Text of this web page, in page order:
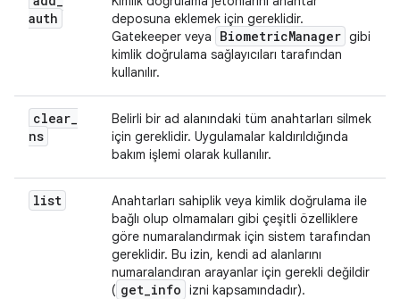
auth
deposuna eklemek için gereklidir.
Gatekeeper veya
BiometricManager gibi
kimlik doğrulama sağlayıcıları tarafından
kullanılır.
clear_
ns
Belirli bir ad alanındaki tüm anahtarları silmek
için gereklidir. Uygulamalar kaldırıldığında
bakım işlemi olarak kullanılır.
list
Anahtarları sahiplik veya kimlik doğrulama ile
bağlı olup olmamaları gibi çeşitli özelliklere
göre numaralandırmak için sistem tarafından
gereklidir. Bu izin, kendi ad alanlarını
numaralandıran arayanlar için gerekli değildir
( get_info izni kapsamındadır).